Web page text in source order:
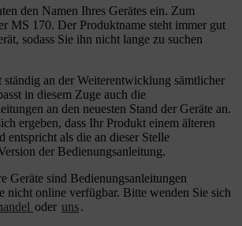
den Namen Ihres Gerätes ein. Zum
MS 170. Der Produktname steht immer gut
sodass Sie ihn nicht lange zu suchen
an der Weiterentwicklung sämtlicher
in diesem Zuge auch die
an den neuesten Stand der Geräte an.
ergeben, dass Ihr Produkt einem älteren
entspricht als die an dieser Stelle
der Bedienungsanleitung.
Geräte sind Bedienungsanleitungen
nicht online verfügbar. Bitte wenden Sie sich
oder uns.